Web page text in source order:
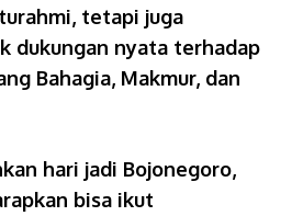
tetapi juga
dukungan nyata terhadap
Bahagia, Makmur, dan
hari jadi Bojonegoro,
bisa ikut